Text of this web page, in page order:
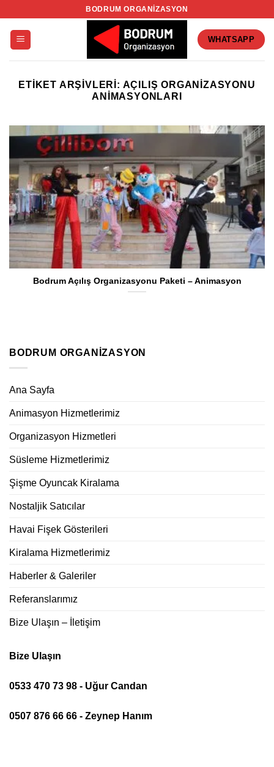
BODRUM ORGANIZASYON
WHATSAPP
ETIKET ARŞIVLERI: AÇILIŞ ORGANIZASYONU
ANIMASYONLARI
Bodrum Açılış Organizasyonu Paketi – Animasyon
BODRUM ORGANIZASYON
Ana Sayfa
Animasyon Hizmetlerimiz
Organizasyon Hizmetleri
Süsleme Hizmetlerimiz
Şişme Oyuncak Kiralama
Nostaljik Satıcılar
Havai Fişek Gösterileri
Kiralama Hizmetlerimiz
Haberler & Galeriler
Referanslarımız
Bize Ulaşın – İletişim
Bize Ulaşın
0533 470 73 98 - Uğur Candan
0507 876 66 66 - Zeynep Hanım